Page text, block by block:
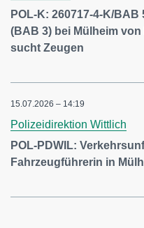
POL-K: 260717-4-K/
(BAB 3) bei Mülheim
sucht Zeugen
15.07.2026 – 14:19
Polizeidirektion Wittlich
POL-PDWIL:
Fahrzeugführerin in